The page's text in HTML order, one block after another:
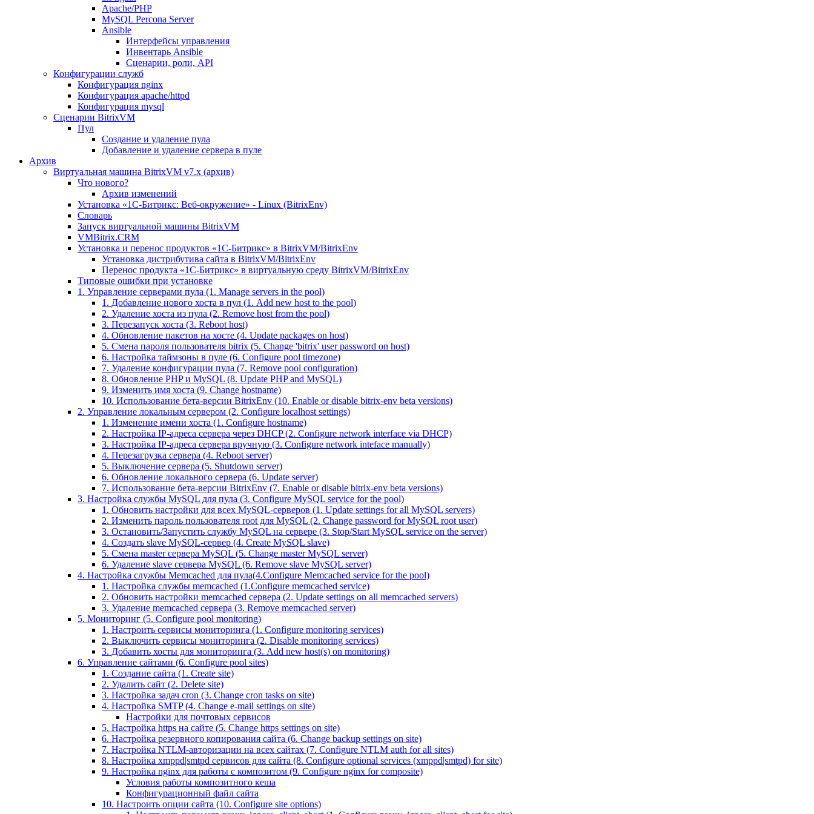
Apache/PHP
MySQL Percona Server
Ansible
Интерфейсы управления
Инвентарь Ansible
Сценарии, роли, API
Конфигурации служб
Конфигурация nginx
Конфигурация apache/httpd
Конфигурация mysql
Сценарии BitrixVM
Пул
Создание и удаление пула
Добавление и удаление сервера в пуле
Архив
Виртуальная машина BitrixVM v7.x (архив)
Что нового?
Архив изменений
Установка «1С-Битрикс: Веб-окружение» - Linux (BitrixEnv)
Словарь
Запуск виртуальной машины BitrixVM
VMBitrix.CRM
Установка и перенос продуктов «1С-Битрикс» в BitrixVM/BitrixEnv
Установка дистрибутива сайта в BitrixVM/BitrixEnv
Перенос продукта «1C-Битрикс» в виртуальную среду BitrixVM/BitrixEnv
Типовые ошибки при установке
1. Управление серверами пула (1. Manage servers in the pool)
1. Добавление нового хоста в пул (1. Add new host to the pool)
2. Удаление хоста из пула (2. Remove host from the pool)
3. Перезапуск хоста (3. Reboot host)
4. Обновление пакетов на хосте (4. Update packages on host)
5. Смена пароля пользователя bitrix (5. Change 'bitrix' user password on host)
6. Настройка таймзоны в пуле (6. Configure pool timezone)
7. Удаление конфигурации пула (7. Remove pool configuration)
8. Обновление PHP и MySQL (8. Update PHP and MySQL)
9. Изменить имя хоста (9. Change hostname)
10. Использование бета-версии BitrixEnv (10. Enable or disable bitrix-env beta versions)
2. Управление локальным сервером (2. Configure localhost settings)
1. Изменение имени хоста (1. Configure hostname)
2. Настройка IP-адреса сервера через DHCP (2. Configure network interface via DHCP)
3. Настройка IP-адреса сервера вручную (3. Configure network inteface manually)
4. Перезагрузка сервера (4. Reboot server)
5. Выключение сервера (5. Shutdown server)
6. Обновление локального сервера (6. Update server)
7. Использование бета-версии BitrixEnv (7. Enable or disable bitrix-env beta versions)
3. Настройка службы MySQL для пула (3. Configure MySQL service for the pool)
1. Обновить настройки для всех MySQL-серверов (1. Update settings for all MySQL servers)
2. Изменить пароль пользователя root для MySQL (2. Change password for MySQL root user)
3. Остановить/Запустить службу MySQL на сервере (3. Stop/Start MySQL service on the server)
4. Создать slave MySQL-сервер (4. Create MySQL slave)
5. Смена master сервера MySQL (5. Change master MySQL server)
6. Удаление slave сервера MySQL (6. Remove slave MySQL server)
4. Настройка службы Memcached для пула(4.Configure Memcached service for the pool)
1. Настройка службы memcached (1.Configure memcached service)
2. Обновить настройки memcached сервера (2. Update settings on all memcached servers)
3. Удаление memcached сервера (3. Remove memcached server)
5. Мониторинг (5. Configure pool monitoring)
1. Настроить сервисы мониторинга (1. Configure monitoring services)
2. Выключить сервисы мониторинга (2. Disable monitoring services)
3. Добавить хосты для мониторинга (3. Add new host(s) on monitoring)
6. Управление сайтами (6. Configure pool sites)
1. Создание сайта (1. Create site)
2. Удалить сайт (2. Delete site)
3. Настройка задач cron (3. Change cron tasks on site)
4. Настройка SMTP (4. Change e-mail settings on site)
Настройки для почтовых сервисов
5. Настройка https на сайте (5. Change https settings on site)
6. Настройка резервного копирования сайта (6. Change backup settings on site)
7. Настройка NTLM-авторизации на всех сайтах (7. Configure NTLM auth for all sites)
8. Настройка xmppd|smtpd сервисов для сайта (8. Configure optional services (xmppd|smtpd) for site)
9. Настройка nginx для работы с композитом (9. Configure nginx for composite)
Условия работы композитного кеша
Конфигурационный файл сайта
10. Настроить опции сайта (10. Configure site options)